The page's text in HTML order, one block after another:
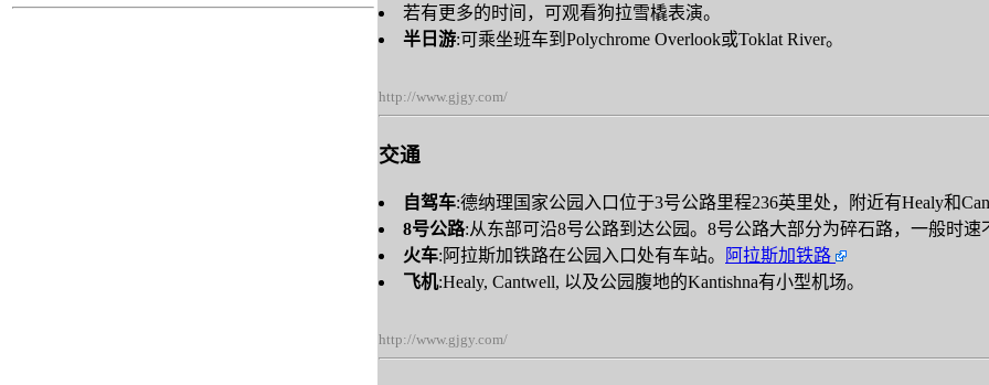
若有更多的时间，可观看狗拉雪橇表演。
半日游:可乘坐班车到Polychrome Overlook或Toklat River。
http://www.gjgy.com/
交通
自驾车:德纳理国家公园入口位于3号公路里程236英里处，附近有Healy和
8号公路:从东部可沿8号公路到达公园。8号公路大部分为碎石路，一般时速
火车:阿拉斯加铁路在公园入口处有车站。
阿拉斯加铁路
飞机:Healy, Cantwell, 以及公园腹地的Kantishna有小型机场。
http://www.gjgy.com/